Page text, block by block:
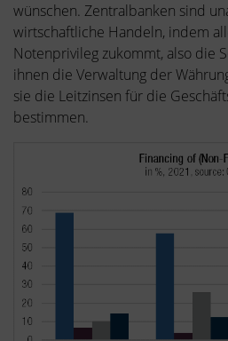
wünschen. Zentralbanken sind
wirtschaftliche Handeln, indem
Notenprivileg zukommt, also die
ihnen die Verwaltung der
sie die Leitzinsen für die
bestimmen.